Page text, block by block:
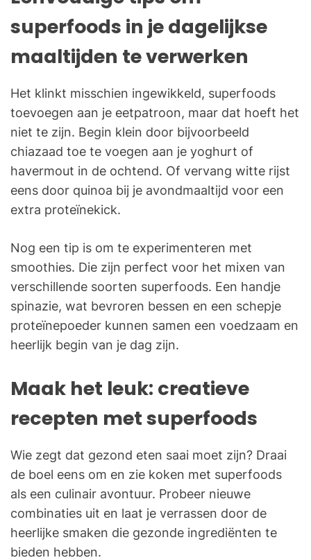
superfoods in je dagelijkse
maaltijden te verwerken
Het klinkt misschien ingewikkeld, superfoods
toevoegen aan je eetpatroon, maar dat hoeft het
niet te zijn. Begin klein door bijvoorbeeld
chiazaad toe te voegen aan je yoghurt of
havermout in de ochtend. Of vervang witte rijst
eens door quinoa bij je avondmaaltijd voor een
extra proteïnekick.
Nog een tip is om te experimenteren met
smoothies. Die zijn perfect voor het mixen van
verschillende soorten superfoods. Een handje
spinazie, wat bevroren bessen en een schepje
proteïnepoeder kunnen samen een voedzaam en
heerlijk begin van je dag zijn.
Maak het leuk: creatieve
recepten met superfoods
Wie zegt dat gezond eten saai moet zijn? Draai
de boel eens om en zie koken met superfoods
als een culinair avontuur. Probeer nieuwe
combinaties uit en laat je verrassen door de
heerlijke smaken die gezonde ingrediënten te
bieden hebben.